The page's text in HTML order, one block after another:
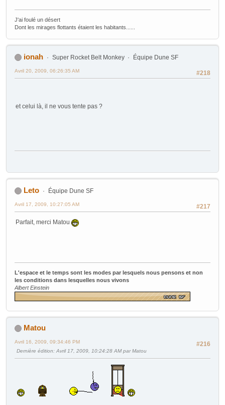
J'ai foulé un désert
Dont les mirages flottants étaient les habitants......
ionah Super Rocket Belt Monkey Équipe Dune SF
#218
Avril 20, 2009, 06:26:35 AM
et celui là, il ne vous tente pas ?
Leto Équipe Dune SF
#217
Avril 17, 2009, 10:27:05 AM
Parfait, merci Matou
L'espace et le temps sont les modes par lesquels nous pensons et non
les conditions dans lesquelles nous vivons
Albert Einstein
Matou
#216
Avril 16, 2009, 09:34:46 PM
Dernière édition: Avril 17, 2009, 10:24:28 AM par Matou